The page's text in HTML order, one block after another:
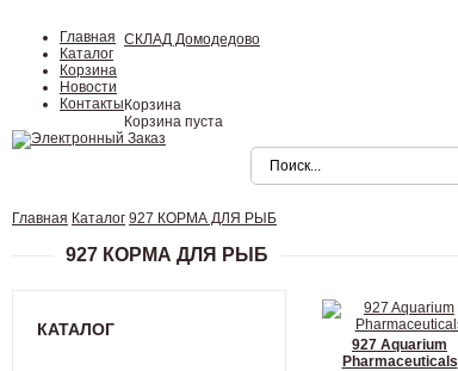
Главная
Каталог
Корзина
Новости
Контакты
СКЛАД Домодедово
Корзина
Корзина пуста
Главная Каталог 927 КОРМА ДЛЯ РЫБ
927 КОРМА ДЛЯ РЫБ
КАТАЛОГ
927 Aquarium
Pharmaceuticals